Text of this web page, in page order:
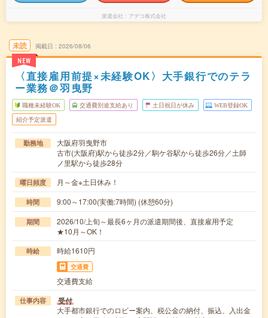
派遣会社 アデコ株式会社
未読
NEW
掲載日 2026/08/06
〈直接雇用前提×未経験OK〉大手銀行でのテラ
ー業務＠羽曳野
職種未経験OK 交通費別途支給あり 土日祝日が休み WEB登録OK
紹介予定派遣
勤務地
大阪府羽曳野市
古市(大阪府)駅から徒歩2分／駒ケ谷駅から徒歩26分／土師
ノ里駅から徒歩28分
曜日頻度 月～金※土日休み！
時間 9:00～17:00(実働:7時間) (休憩60分)
期間
2026/10/上旬～最長6ヶ月の派遣期間後、直接雇用予定
★10月～OK！
時給 時給1610円
交通費
交通費支給
仕事内容 受付
大手都市銀行でのロビー案内、税公金の納付、振込、入出金